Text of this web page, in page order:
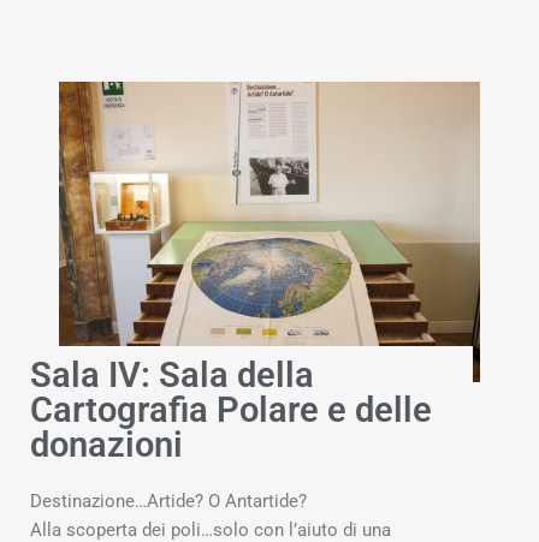
Sala IV: Sala della
Cartografia Polare e delle
donazioni
Destinazione…Artide? O Antartide?
Alla scoperta dei poli…solo con l’aiuto di una